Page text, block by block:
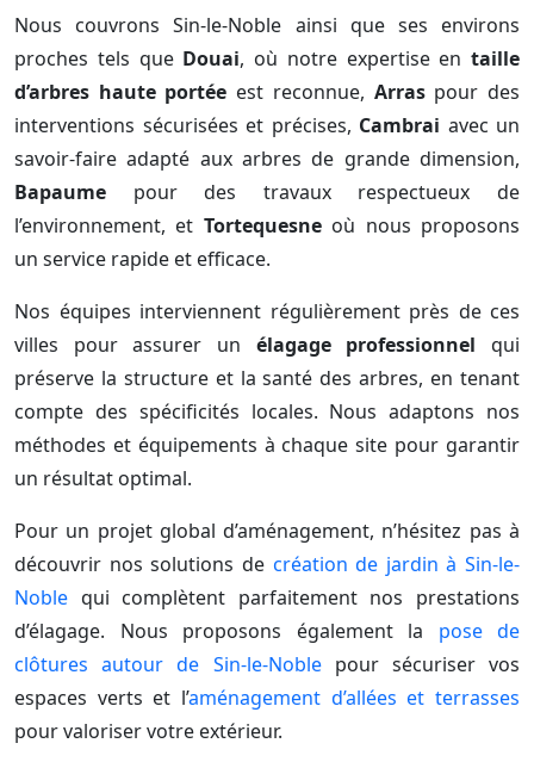
Nous couvrons Sin-le-Noble ainsi que ses environs
proches tels que Douai, où notre expertise en taille
d’arbres haute portée est reconnue, Arraspour des
interventions sécurisées et précises, Cambrai avec un
savoir-faire adapté aux arbres de grande dimension,
Bapaume pour des travaux respectueux de
l’environnement, et Tortequesneoù nous proposons
un service rapide et efficace.
Nos équipes interviennent régulièrement près de ces
villes pour assurer un élagage professionnel qui
préserve la structure et la santé des arbres, en tenant
compte des spécificités locales. Nous adaptons nos
méthodes et équipements à chaque site pour garantir
un résultat optimal.
Pour un projet global d’aménagement, n’hésitez pas à
découvrir nos solutions de création de jardin à Sin-le-
Noble qui complètent parfaitement nos prestations
d’élagage. Nous proposons également la pose de
clôtures autour de Sin-le-Noblepour sécuriser vos
espaces verts et l’aménagement d’allées et terrasses
pour valoriser votre extérieur.